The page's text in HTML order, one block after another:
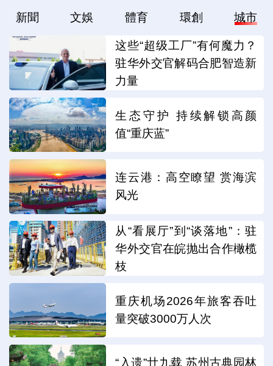
新聞 文娛 體育 環創 城市
这些“超级工厂”有何魔力？
驻华外交官解码合肥智造新
力量
生态守护 持续解锁高颜
值“重庆蓝”
连云港：高空瞭望 赏海滨
风光
从“看展厅”到“谈落地”：驻
华外交官在皖抛出合作橄榄
枝
重庆机场2026年旅客吞吐
量突破3000万人次
“入遗”廿九载 苏州古典园林